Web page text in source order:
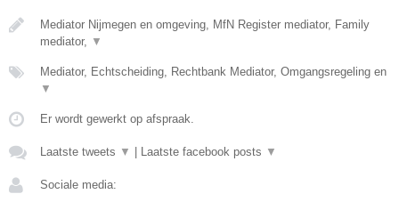
Mediator Nijmegen en omgeving, MfN Register mediator, Family
mediator,
▼
Mediator, Echtscheiding, Rechtbank Mediator, Omgangsregeling en
▼
Er wordt gewerkt op afspraak.
Laatste tweets ▼ | Laatste facebook posts ▼
Sociale media: